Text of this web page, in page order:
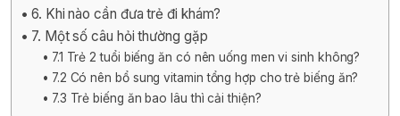
6. Khi nào cần đưa trẻ đi khám?
7. Một số câu hỏi thường gặp
7.1 Trẻ 2 tuổi biếng ăn có nên uống men vi sinh không?
7.2 Có nên bổ sung vitamin tổng hợp cho trẻ biếng ăn?
7.3 Trẻ biếng ăn bao lâu thì cải thiện?